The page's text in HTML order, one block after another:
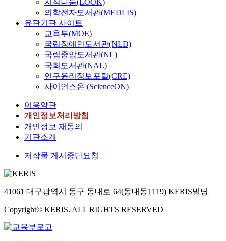
지식나눔(LOOK)
의학전자도서관(MEDLIS)
유관기관 사이트
교육부(MOE)
국립장애인도서관(NLD)
국립중앙도서관(NL)
국회도서관(NAL)
연구윤리정보포털(CRE)
사이언스온 (ScienceON)
이용약관
개인정보처리방침
개인정보 재동의
기관소개
저작물 게시중단요청
41061 대구광역시 동구 동내로 64(동내동1119) KERIS빌딩
Copyright© KERIS. ALL RIGHTS RESERVED